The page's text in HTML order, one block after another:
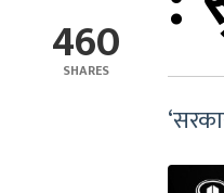
460
SHARES